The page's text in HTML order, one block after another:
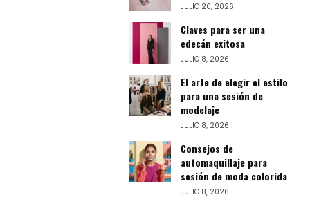
JULIO 20, 2026
Claves para ser una
edecán exitosa
JULIO 8, 2026
El arte de elegir el estilo
para una sesión de
modelaje
JULIO 8, 2026
Consejos de
automaquillaje para
sesión de moda colorida
JULIO 8, 2026